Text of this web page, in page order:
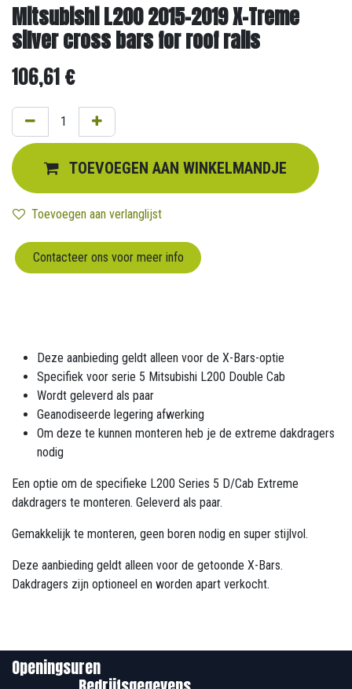
Mitsubishi L200 2015-2019 X-Treme
silver cross bars for roof rails
106,61€
TOEVOEGEN AAN WINKELMANDJE
Toevoegen aan verlanglijst
Contacteer ons voor meer info
Deze aanbieding geldt alleen voor de X-Bars-optie
Specifiek voor serie 5 Mitsubishi L200 Double Cab
Wordt geleverd als paar
Geanodiseerde legering afwerking
Om deze te kunnen monteren heb je de extreme dakdragers
nodig
Een optie om de specifieke L200 Series 5 D/Cab Extreme
dakdragers te monteren. Geleverd als paar.
Gemakkelijk te monteren, geen boren nodig en super stijlvol.
Deze aanbieding geldt alleen voor de getoonde X-Bars.
Dakdragers zijn optioneel en worden apart verkocht.
Openingsuren